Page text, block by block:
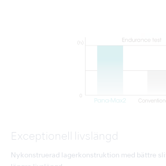
Exceptionell livslängd
Nykonstruerad lagerkonstruktion med bättre